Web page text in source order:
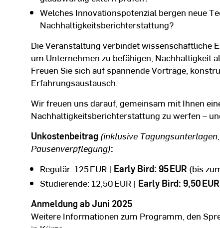
Welches Innovationspotenzial bergen neue
Nachhaltigkeitsberichterstattung?
Die Veranstaltung verbindet wissenschaftliche
um Unternehmen zu befähigen, Nachhaltigkeit
Freuen Sie sich auf spannende Vorträge,
Erfahrungsaustausch.
Wir freuen uns darauf, gemeinsam mit Ihnen
Nachhaltigkeitsberichterstattung zu werfen –
Unkostenbeitrag (inklusive
Pausenverpflegung):
Regulär: 125 EUR | Early Bird: 95 EUR (bis
Studierende: 12,50 EUR | Early Bird: 9,50 EUR
Anmeldung ab Juni 2025
Weitere Informationen zum Programm, den